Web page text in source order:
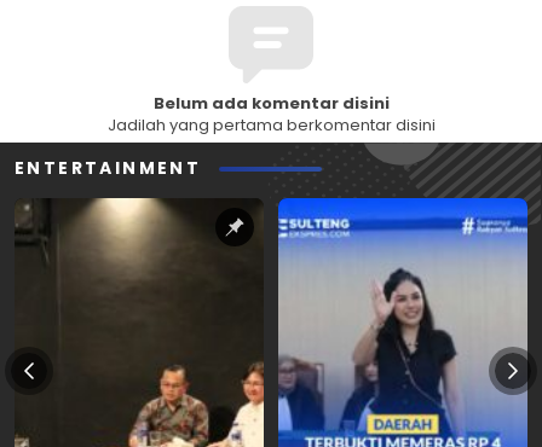
Belum ada komentar disini
Jadilah yang pertama berkomentar disini
ENTERTAINMENT